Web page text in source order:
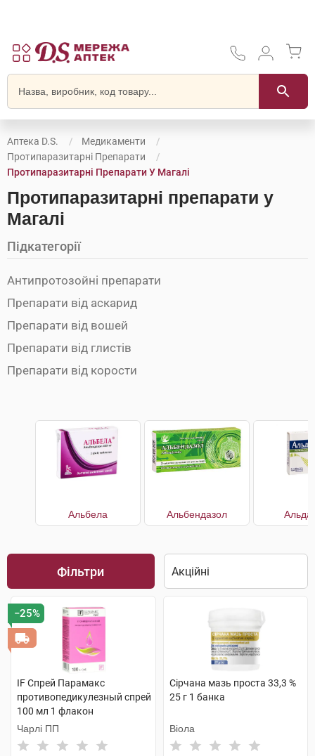
Аптека D.S.
Медикаменти
Протипаразитарні Препарати
Протипаразитарні Препарати У Магалі
Протипаразитарні препарати у
Магалі
Підкатегорії
Антипротозойні препарати
Препарати від аскарид
Препарати від вошей
Препарати від глистів
Препарати від корости
Альбела Альбендазол
Фільтри
−25%
IF Спрей Парамакс
противопедикулезный спрей
100 мл 1 флакон
Чарлі ПП
Сірчана мазь проста 33,3 %
25 г 1 банка
Віола